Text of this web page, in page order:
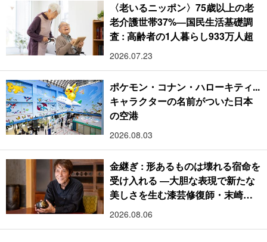
〈老いるニッポン〉75歳以上の老
老介護世帯37%―国民生活基礎調
査 : 高齢者の1人暮らし933万人超
2026.07.23
ポケモン・コナン・ハローキティ...
キャラクターの名前がついた日本
の空港
2026.08.03
金継ぎ : 形あるものは壊れる宿命を
受け入れる ―大胆な表現で新たな
美しさを生む漆芸修復師・末崎広
樹
2026.08.06